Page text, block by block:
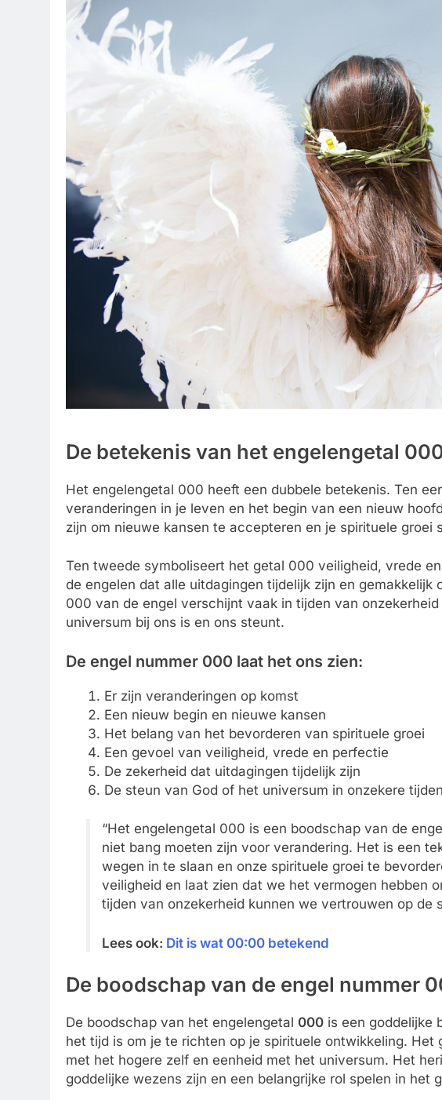
De betekenis van het engelengetal
Het engelengetal 000 heeft een dubbele betekenis. Ten
veranderingen in je leven en het begin van een nieuw
zijn om nieuwe kansen te accepteren en je spirituele groei
Ten tweede symboliseert het getal 000 veiligheid, vrede
de engelen dat alle uitdagingen tijdelijk zijn en
000 van de engel verschijnt vaak in tijden van
universum bij ons is en ons steunt.
De engel nummer 000 laat het ons zien:
Er zijn veranderingen op komst
Een nieuw begin en nieuwe kansen
Het belang van het bevorderen van spirituele groei
Een gevoel van veiligheid, vrede en perfectie
De zekerheid dat uitdagingen tijdelijk zijn
De steun van God of het universum in onzekere tijden
“Het engelengetal 000 is een boodschap van de
niet bang moeten zijn voor verandering. Het is een
wegen in te slaan en onze spirituele groei te
veiligheid en laat zien dat we het vermogen hebben
tijden van onzekerheid kunnen we vertrouwen op de
Lees ook: Dit is wat 00:00 betekend
De boodschap van de engel nummer
De boodschap van het engelengetal 000 is een goddelijke
het tijd is om je te richten op je spirituele ontwikkeling.
met het hogere zelf en eenheid met het universum. Het
goddelijke wezens zijn en een belangrijke rol spelen in het